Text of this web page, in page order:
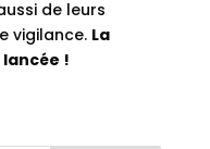
de leurs
vigilance. La
!